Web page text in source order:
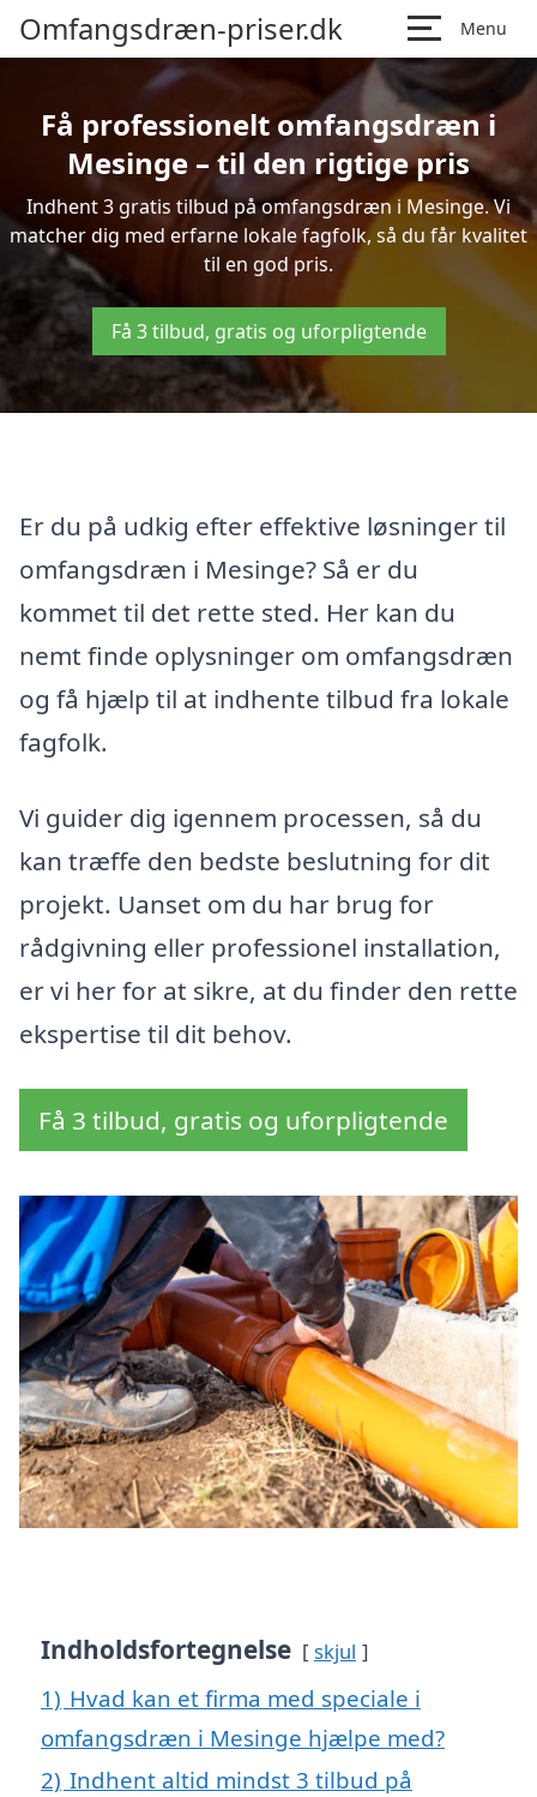
Omfangsdræn-priser.dk Menu
Få professionelt omfangsdræn i
Mesinge – til den rigtige pris
Indhent 3 gratis tilbud på omfangsdræn i Mesinge. Vi
matcher dig med erfarne lokale fagfolk, så du får kvalitet
til en god pris.
Få 3 tilbud, gratis og uforpligtende
Er du på udkig efter effektive løsninger til
omfangsdræn i Mesinge? Så er du
kommet til det rette sted. Her kan du
nemt finde oplysninger om omfangsdræn
og få hjælp til at indhente tilbud fra lokale
fagfolk.
Vi guider dig igennem processen, så du
kan træffe den bedste beslutning for dit
projekt. Uanset om du har brug for
rådgivning eller professionel installation,
er vi her for at sikre, at du finder den rette
ekspertise til dit behov.
Få 3 tilbud, gratis og uforpligtende
Indholdsfortegnelse skjul
1) Hvad kan et firma med speciale i
omfangsdræn i Mesinge hjælpe med?
2) Indhent altid mindst 3 tilbud på